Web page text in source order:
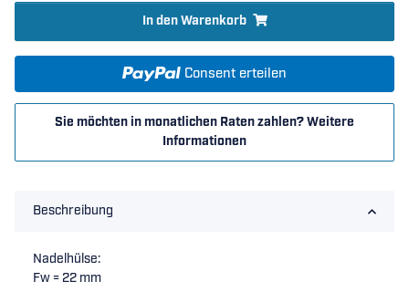
In den Warenkorb
Consent erteilen
Sie möchten in monatlichen Raten zahlen?Weitere
Informationen
Beschreibung
Nadelhülse:
Fw = 22 mm